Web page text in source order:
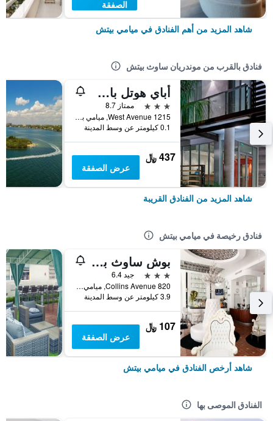
الصفقة
شاهد المزيد من أهم الفنادق في ميامي بيتش
فنادق بالقرب من موندريان ساوث بيتش
أباي هوتل باي إسكايب كوليكشن
3 نجوم
ممتاز 8.7
1215 West Avenue, ميامي بيتش, FL, الولايات المتحدة الأميريكية
0.1 كيلومتر عن وسط المدينة
437 ﷼
عرض الصفقة
شاهد المزيد من الفنادق القريبة
فنادق رخيصة في ميامي بيتش
بوش ساوث بيتش
3 نجوم
جيد 6.4
820 Collins Avenue, ميامي بيتش, FL, الولايات المتحدة الأميريكية
3.9 كيلومتر عن وسط المدينة
107 ﷼
عرض الصفقة
شاهد أرخص الفنادق في ميامي بيتش
الفنادق الموصى بها